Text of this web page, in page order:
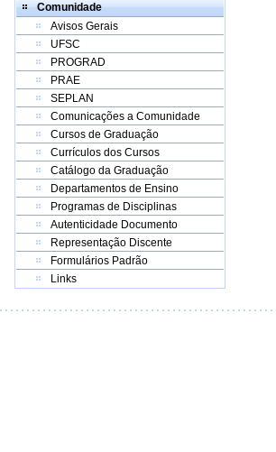
Comunidade
Avisos Gerais
UFSC
PROGRAD
PRAE
SEPLAN
Comunicações a Comunidade
Cursos de Graduação
Currículos dos Cursos
Catálogo da Graduação
Departamentos de Ensino
Programas de Disciplinas
Autenticidade Documento
Representação Discente
Formulários Padrão
Links